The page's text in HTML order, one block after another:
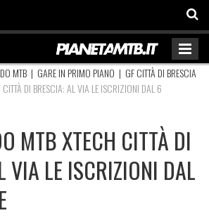
MTB | GARE IN PRIMO PIANO | GF CITTÀ DI BRESCIA
DI BRESCIA: AL VIA LE ISCRIZIONI DAL 6
MTB XTECH CITTÀ DI
VIA LE ISCRIZIONI DAL